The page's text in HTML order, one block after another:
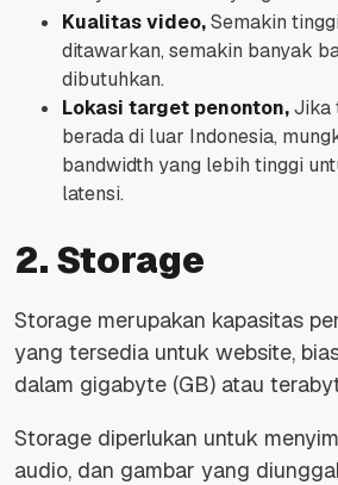
Kualitas video,Semakin
ditawarkan, semakin banyak
dibutuhkan.
Lokasi target penonton,Jika
berada di luar Indonesia,
bandwidth yang lebih tinggi
latensi.
2. Storage
Storage merupakan kapasitas
yang tersedia untuk website,
dalam gigabyte (GB) atau
Storage diperlukan untuk
audio, dan gambar yang